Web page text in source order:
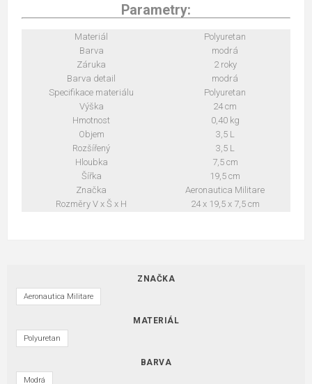
Parametry:
Materiál
Polyuretan
Barva
modrá
Záruka
2 roky
Barva detail
modrá
Specifikace materiálu
Polyuretan
Výška
24 cm
Hmotnost
0,40 kg
Objem
3,5 L
Rozšířený
3,5 L
Hloubka
7,5 cm
Šířka
19,5 cm
Značka
Aeronautica Militare
Rozměry V x Š x H
24 x 19,5 x 7,5 cm
ZNAČKA
Aeronautica Militare
MATERIÁL
Polyuretan
BARVA
Modrá